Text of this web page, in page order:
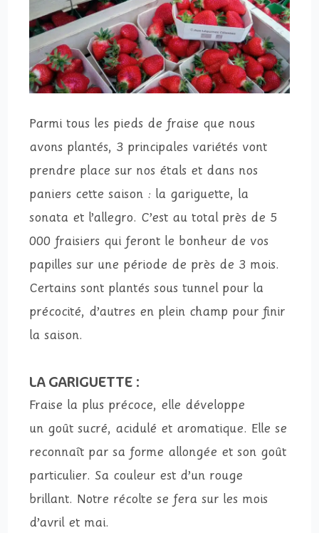
Parmi tous les pieds de fraise que nous
avons plantés, 3 principales variétés vont
prendre place sur nos étals et dans nos
paniers cette saison : la gariguette, la
sonata et l’allegro. C’est au total près de 5
000 fraisiers qui feront le bonheur de vos
papilles sur une période de près de 3 mois.
Certains sont plantés sous tunnel pour la
précocité, d’autres en plein champ pour finir
la saison.
LA GARIGUETTE :
Fraise la plus précoce, elle développe
un goût sucré, acidulé et aromatique. Elle se
reconnaît par sa forme allongée et son goût
particulier. Sa couleur est d’un rouge
brillant. Notre récolte se fera sur les mois
d’avril et mai.